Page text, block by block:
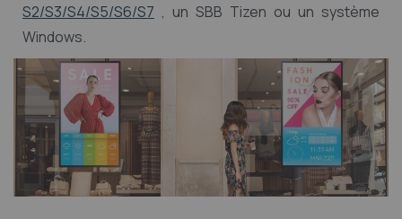
S2/S3/S4/S5/S6/S7 , un SBB Tizen ou un système
Windows.